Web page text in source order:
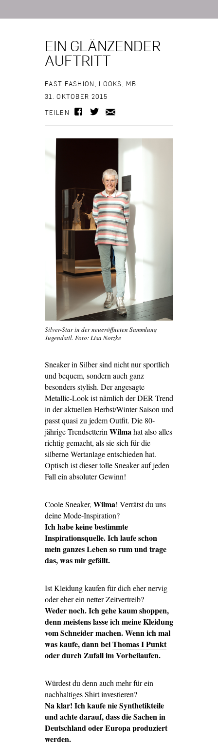
EIN GLÄNZENDER
AUFTRITT
FAST FASHION , LOOKS , MB
31. OKTOBER 2015
TEILEN
Silver-Star in der neueröffneten Sammlung
Jugendstil. Foto: Lisa Notzke
Sneaker in Silber sind nicht nur sportlich
und bequem, sondern auch ganz
besonders stylish. Der angesagte
Metallic-Look ist nämlich der DER Trend
in der aktuellen Herbst/Winter Saison und
passt quasi zu jedem Outfit. Die 80-
jährige Trendsetterin Wilmahat also alles
richtig gemacht, als sie sich für die
silberne Wertanlage entschieden hat.
Optisch ist dieser tolle Sneaker auf jeden
Fall ein absoluter Gewinn!
Coole Sneaker, Wilma! Verrätst du uns
deine Mode-Inspiration?
Ich habe keine bestimmte
Inspirationsquelle. Ich laufe schon
mein ganzes Leben so rum und trage
das, was mir gefällt.
Ist Kleidung kaufen für dich eher nervig
oder eher ein netter Zeitvertreib?
Weder noch. Ich gehe kaum shoppen,
denn meistens lasse ich meine Kleidung
vom Schneider machen. Wenn ich mal
was kaufe, dann beiThomas I Punkt
oder durch Zufall im Vorbeilaufen.
Würdest du denn auch mehr für ein
nachhaltiges Shirt investieren?
Na klar! Ich kaufe nie Synthetikteile
und achte darauf, dass die Sachen in
Deutschland oder Europa produziert
werden.